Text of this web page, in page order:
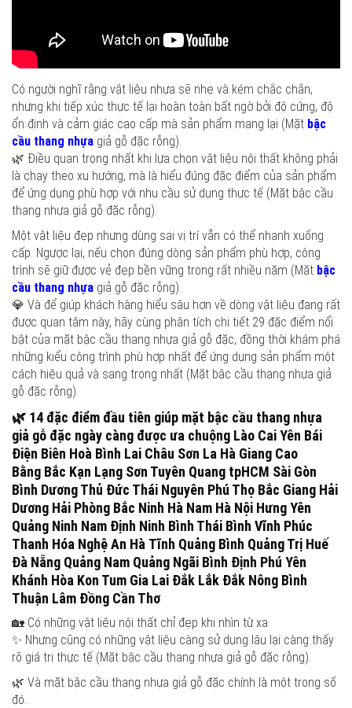
Có người nghĩ rằng vật liệu nhựa sẽ nhẹ và kém chắc chắn,
nhưng khi tiếp xúc thực tế lại hoàn toàn bất ngờ bởi độ cứng, độ
ổn định và cảm giác cao cấp mà sản phẩm mang lại (Mặt bậc
cầu thang nhựa giả gỗ đặc rỗng).
🌿 Điều quan trọng nhất khi lựa chọn vật liệu nội thất không phải
là chạy theo xu hướng, mà là hiểu đúng đặc điểm của sản phẩm
để ứng dụng phù hợp với nhu cầu sử dụng thực tế (Mặt bậc cầu
thang nhựa giả gỗ đặc rỗng).
Một vật liệu đẹp nhưng dùng sai vị trí vẫn có thể nhanh xuống
cấp. Ngược lại, nếu chọn đúng dòng sản phẩm phù hợp, công
trình sẽ giữ được vẻ đẹp bền vững trong rất nhiều năm (Mặt bậc
cầu thang nhựa giả gỗ đặc rỗng).
💎 Và để giúp khách hàng hiểu sâu hơn về dòng vật liệu đang rất
được quan tâm này, hãy cùng phân tích chi tiết 29 đặc điểm nổi
bật của mặt bậc cầu thang nhựa giả gỗ đặc, đồng thời khám phá
những kiểu công trình phù hợp nhất để ứng dụng sản phẩm một
cách hiệu quả và sang trọng nhất (Mặt bậc cầu thang nhựa giả
gỗ đặc rỗng).
🌿 14 đặc điểm đầu tiên giúp mặt bậc cầu thang nhựa
giả gỗ đặc ngày càng được ưa chuộng Lào Cai Yên Bái
Điện Biên Hoà Bình Lai Châu Sơn La Hà Giang Cao
Bằng Bắc Kạn Lạng Sơn Tuyên Quang tpHCM Sài Gòn
Bình Dương Thủ Đức Thái Nguyên Phú Thọ Bắc Giang Hải
Dương Hải Phòng Bắc Ninh Hà Nam Hà Nội Hưng Yên
Quảng Ninh Nam Định Ninh Bình Thái Bình Vĩnh Phúc
Thanh Hóa Nghệ An Hà Tĩnh Quảng Bình Quảng Trị Huế
Đà Nẵng Quảng Nam Quảng Ngãi Bình Định Phú Yên
Khánh Hòa Kon Tum Gia Lai Đắk Lắk Đắk Nông Bình
Thuận Lâm Đồng Cần Thơ
🏡 Có những vật liệu nội thất chỉ đẹp khi nhìn từ xa
✨ Nhưng cũng có những vật liệu càng sử dụng lâu lại càng thấy
rõ giá trị thực tế (Mặt bậc cầu thang nhựa giả gỗ đặc rỗng).
🌿 Và mặt bậc cầu thang nhựa giả gỗ đặc chính là một trong số
đó.